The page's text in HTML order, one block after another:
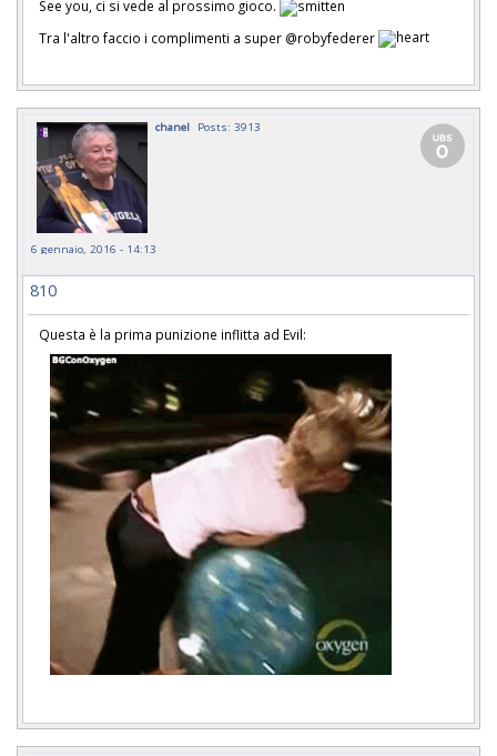
See you, ci si vede al prossimo gioco.
Tra l'altro faccio i complimenti a super @robyfederer
chanel Posts: 3913
6 gennaio, 2016 - 14:13
810
Questa è la prima punizione inflitta ad Evil: